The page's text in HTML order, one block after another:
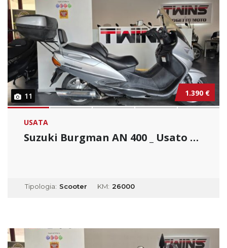
11 1.390 €
USATA
Suzuki Burgman AN 400 _ Usato Permutabile...
Tipologia: Scooter KM: 26000